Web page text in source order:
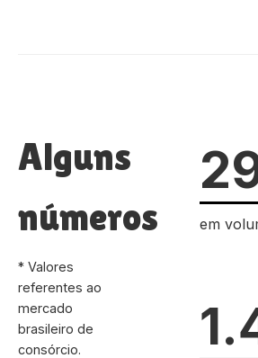
Alguns
números
* Valores
referentes ao
mercado
brasileiro de
consórcio.
em